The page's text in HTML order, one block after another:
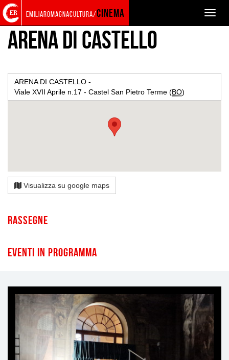
Torna
alla
home
page
Cerca
nel
sito
Salta
ai
contenuti
Salta
al
menu
principale
Toggle
emiliaromagnacultura/cinema
PRODUZIONE LOCATION
ARENA DI CASTELLO
ARENA DI CASTELLO -
Viale XVII Aprile n.17 - Castel San Pietro Terme (BO)
Visualizza su google maps
Rassegne
Eventi in programma
Ti
può
interessare